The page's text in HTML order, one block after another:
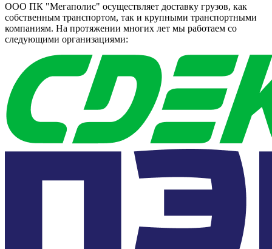
ООО ПК "Мегаполис" осуществляет доставку грузов, как
собственным транспортом, так и крупными транспортными
компаниям. На протяжении многих лет мы работаем со
следующими организациями: